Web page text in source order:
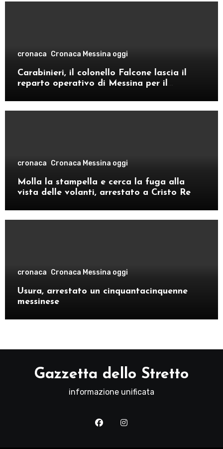
cronaca Cronaca Messina oggi
Carabinieri, il colonello Falcone lascia il
reparto operativo di Messina per il
cronaca Cronaca Messina oggi
Molla la stampella e cerca la fuga alla
vista delle volanti, arrestato a Cristo Re
cronaca Cronaca Messina oggi
Usura, arrestato un cinquantacinquenne
messinese
Gazzetta dello Stretto
informazione unificata